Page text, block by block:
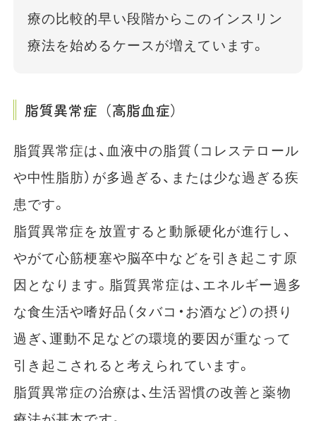
療の比較的早い段階からこのインスリン
療法を始めるケースが増えています。
脂質異常症（高脂血症）
脂質異常症は、血液中の脂質（コレステロール
や中性脂肪）が多過ぎる、または少な過ぎる疾
患です。
脂質異常症を放置すると動脈硬化が進行し、
やがて心筋梗塞や脳卒中などを引き起こす原
因となります。脂質異常症は、エネルギー過多
な食生活や嗜好品（タバコ・お酒など）の摂り
過ぎ、運動不足などの環境的要因が重なって
引き起こされると考えられています。
脂質異常症の治療は、生活習慣の改善と薬物